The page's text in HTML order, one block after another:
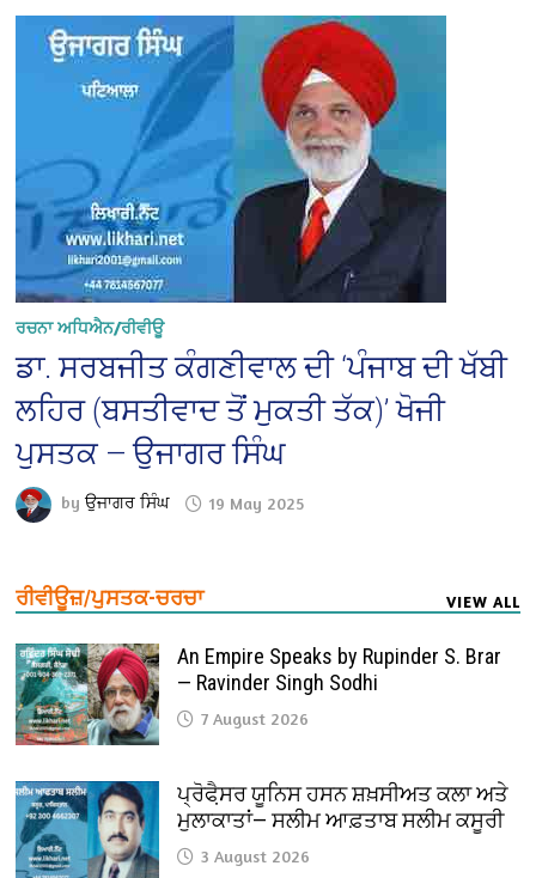
ਰਚਨਾ ਅਧਿਐਨ/ਰੀਵੀਊ
ਡਾ. ਸਰਬਜੀਤ ਕੰਗਣੀਵਾਲ ਦੀ ‘ਪੰਜਾਬ ਦੀ ਖੱਬੀ
ਲਹਿਰ (ਬਸਤੀਵਾਦ ਤੋਂ ਮੁਕਤੀ ਤੱਕ)’ ਖੋਜੀ
ਪੁਸਤਕ — ਉਜਾਗਰ ਸਿੰਘ
byਉਜਾਗਰ ਸਿੰਘ 19 May 2025
ਰੀਵੀਊਜ਼/ਪੁਸਤਕ-ਚਰਚਾ VIEW ALL
An Empire Speaks by Rupinder S. Brar
— Ravinder Singh Sodhi
7 August 2026
ਪ੍ਰੋਫੈ਼ਸਰ ਯੂਨਿਸ ਹਸਨ ਸ਼ਖ਼ਸੀਅਤ ਕਲਾ ਅਤੇ
ਮੁਲਾਕਾਤਾਂ— ਸਲੀਮ ਆਫ਼ਤਾਬ ਸਲੀਮ ਕਸੂਰੀ
3 August 2026